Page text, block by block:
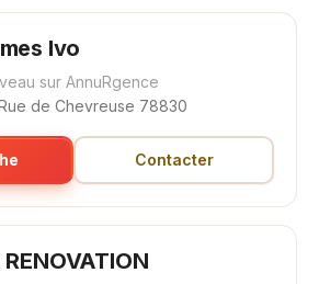
Ivo
sur AnnuRgence
de Chevreuse 78830
Contacter